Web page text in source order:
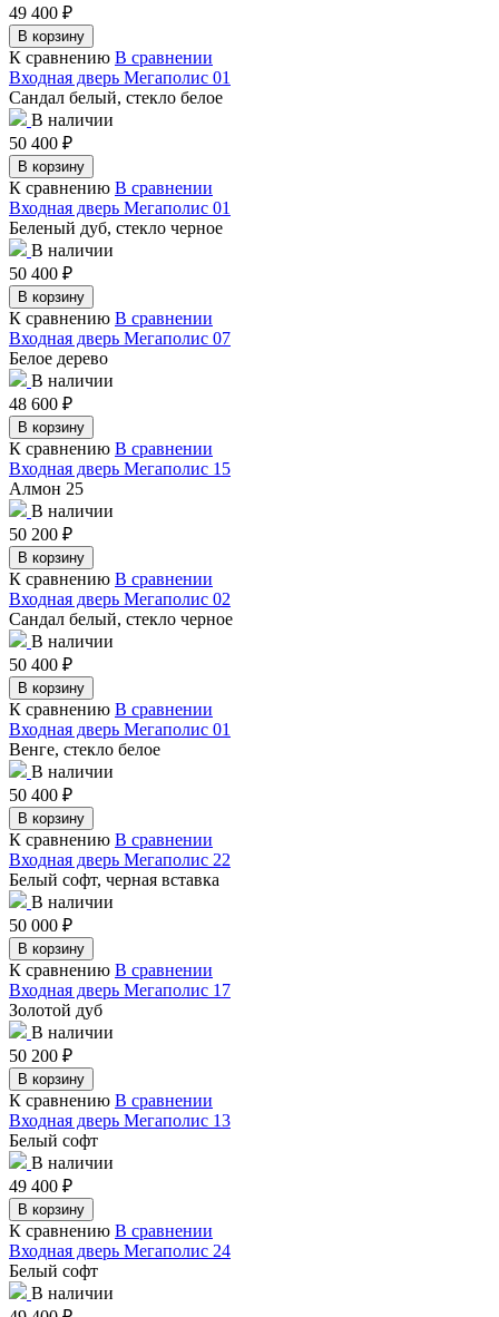
49 400 ₽
В корзину
К сравнению В сравнении
Входная дверь Мегаполис 01
Сандал белый, стекло белое
В наличии
50 400 ₽
В корзину
К сравнению В сравнении
Входная дверь Мегаполис 01
Беленый дуб, стекло черное
В наличии
50 400 ₽
В корзину
К сравнению В сравнении
Входная дверь Мегаполис 07
Белое дерево
В наличии
48 600 ₽
В корзину
К сравнению В сравнении
Входная дверь Мегаполис 15
Алмон 25
В наличии
50 200 ₽
В корзину
К сравнению В сравнении
Входная дверь Мегаполис 02
Сандал белый, стекло черное
В наличии
50 400 ₽
В корзину
К сравнению В сравнении
Входная дверь Мегаполис 01
Венге, стекло белое
В наличии
50 400 ₽
В корзину
К сравнению В сравнении
Входная дверь Мегаполис 22
Белый софт, черная вставка
В наличии
50 000 ₽
В корзину
К сравнению В сравнении
Входная дверь Мегаполис 17
Золотой дуб
В наличии
50 200 ₽
В корзину
К сравнению В сравнении
Входная дверь Мегаполис 13
Белый софт
В наличии
49 400 ₽
В корзину
К сравнению В сравнении
Входная дверь Мегаполис 24
Белый софт
В наличии